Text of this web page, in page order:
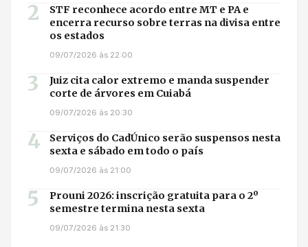
2
STF reconhece acordo entre MT e PA e
encerra recurso sobre terras na divisa entre
os estados
09/07/2026 às 22:00
3
Juiz cita calor extremo e manda suspender
corte de árvores em Cuiabá
09/07/2026 às 20:30
4
Serviços do CadÚnico serão suspensos nesta
sexta e sábado em todo o país
09/07/2026 às 21:00
5
Prouni 2026: inscrição gratuita para o 2º
semestre termina nesta sexta
09/07/2026 às 21:30